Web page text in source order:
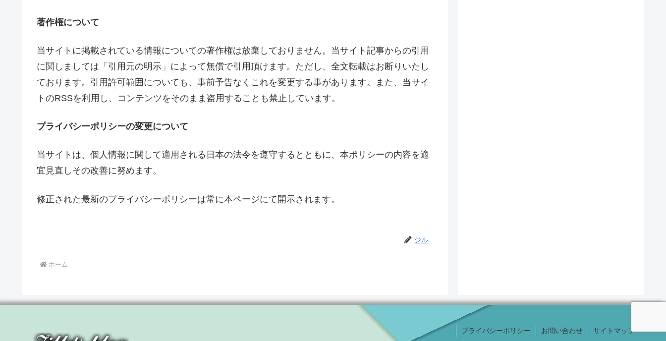
著作権について
当サイトに掲載されている情報についての著作権は放棄しておりません。当サイト記事からの引用
に関しましては「引用元の明示」によって無償で引用頂けます。ただし、全文転載はお断りいたし
ております。引用許可範囲についても、事前予告なくこれを変更する事があります。また、当サイ
トのRSSを利用し、コンテンツをそのまま盗用することも禁止しています。
プライバシーポリシーの変更について
当サイトは、個人情報に関して適用される日本の法令を遵守するとともに、本ポリシーの内容を適
宜見直しその改善に努めます。
修正された最新のプライバシーポリシーは常に本ページにて開示されます。
ジル
ホーム
プライバシーポリシー お問い合わせ サイトマップ